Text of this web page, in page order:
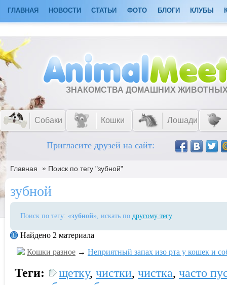
ГЛАВНАЯ НОВОСТИ СТАТЬИ ФОТО БЛОГИ КЛУБЫ
ЗНАКОМСТВА ДОМАШНИХ
Собаки Кошки Лошади
Пригласите друзей на сайт:
Главная » Поиск по тегу "зубной"
зубной
Поиск по тегу: «зубной», искать по другому тегу
Найдено 2 материала
Кошки разное → Неприятный запах изо рта у кошек и
Теги: щетку, чистки, чистка, часто